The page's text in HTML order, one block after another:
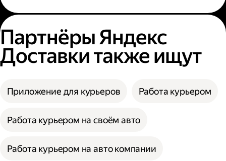
Партнёры Яндекс
Доставки также ищут
Приложение для курьеров Работа курьером
Работа курьером на своём авто
Работа курьером на авто компании